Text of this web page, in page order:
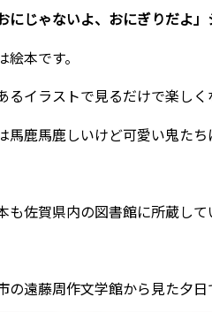
じゃないよ、おにぎりだよ」
絵本です。
るイラストで見るだけで楽しく
馬鹿馬鹿しいけど可愛い鬼たち
も佐賀県内の図書館に所蔵して
の遠藤周作文学館から見た夕日